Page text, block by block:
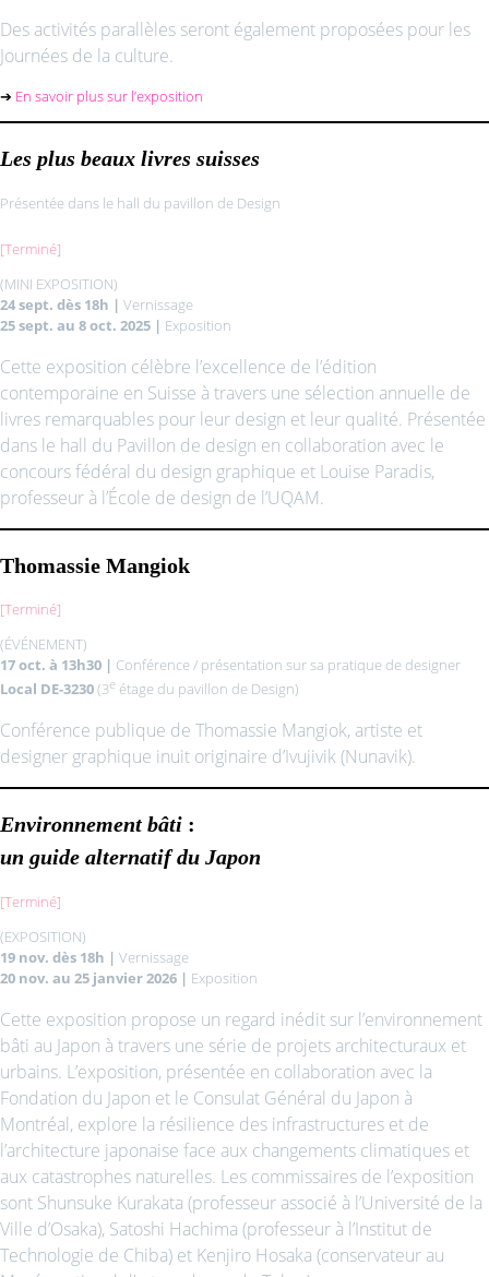
Des activités parallèles seront également proposées pour les
Journées de la culture.
➔ En savoir plus sur l’exposition
Les plus beaux livres suisses
Présentée dans le hall du pavillon de Design
[Terminé]
(MINI EXPOSITION)
24 sept. dès 18h | Vernissage
25sept. au 8 oct. 2025 | Exposition
Cette exposition célèbre l’excellence de l’édition
contemporaine en Suisse à travers une sélection annuelle de
livres remarquables pour leur design et leur qualité. Présentée
dans le hall du Pavillon de design en collaboration avec le
concours fédéral du design graphique et Louise Paradis,
professeur à l’École de design de l’UQAM.
Thomassie Mangiok
[Terminé]
(ÉVÉNEMENT)
17 oct. à 13h30 | Conférence / présentation sur sa pratique de designer
Local DE-3230(3e étage du pavillon de Design)
Conférence publique de Thomassie Mangiok, artiste et
designer graphique inuit originaire d’Ivujivik (Nunavik).
Environnement bâti :
un guide alternatif du Japon
[Terminé]
(EXPOSITION)
19 nov. dès 18h | Vernissage
20 nov. au 25 janvier 2026 | Exposition
Cette exposition propose un regard inédit sur l’environnement
bâti au Japon à travers une série de projets architecturaux et
urbains. L’exposition, présentée en collaboration avec la
Fondation du Japon et le Consulat Général du Japon à
Montréal, explore la résilience des infrastructures et de
l’architecture japonaise face aux changements climatiques et
aux catastrophes naturelles. Les commissaires de l’exposition
sont Shunsuke Kurakata (professeur associé à l’Université de la
Ville d’Osaka), Satoshi Hachima (professeur à l’Institut de
Technologie de Chiba) et Kenjiro Hosaka (conservateur au